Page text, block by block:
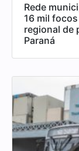
Rede
16 mil
regional de
Paraná